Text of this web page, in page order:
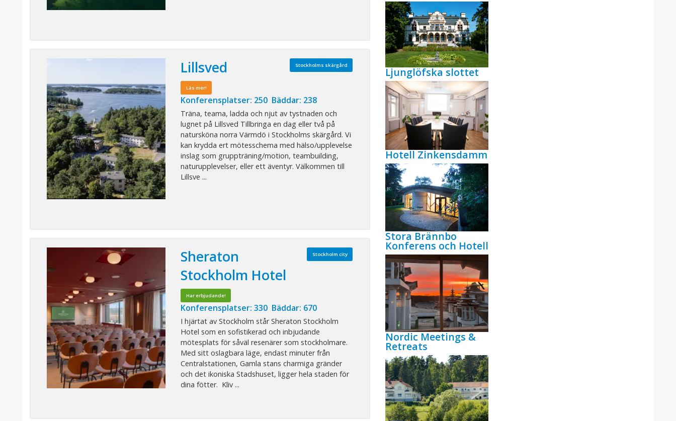
Stockholms skärgård
Lillsved
Läs mer!
Konferensplatser: 250 Bäddar: 238
Träna, teama, ladda och njut av tystnaden och
lugnet på Lillsved Tillbringa en dag eller två på
natursköna norra Värmdö i Stockholms skärgård. Vi
kan krydda ert mötesschema med hälso/upplevelse
inslag som gruppträning/motion, teambuilding,
naturupplevelser, eller ett äventyr. Välkommen till
Lillsve ...
Stockholm city
Sheraton
Stockholm Hotel
Har erbjudande!
Konferensplatser: 330 Bäddar: 670
I hjärtat av Stockholm står Sheraton Stockholm
Hotel som en sofistikerad och inbjudande
mötesplats för såväl resenärer som stockholmare.
Med sitt oslagbara läge, endast minuter från
Centralstationen, Gamla stans charmiga gränder
och det ikoniska Stadshuset, ligger hela staden för
dina fötter. Kliv ...
Ljunglöfska slottet
Hotell Zinkensdamm
Stora Brännbo
Konferens och Hotell
Nordic Meetings &
Retreats